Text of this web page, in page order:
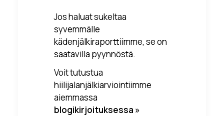
Jos haluat sukeltaa
syvemmälle
kädenjälkiraporttiimme, se on
saatavilla pyynnöstä.
Voit tutustua
hiilijalanjälkiarviointiimme
aiemmassa
blogikirjoituksessa »